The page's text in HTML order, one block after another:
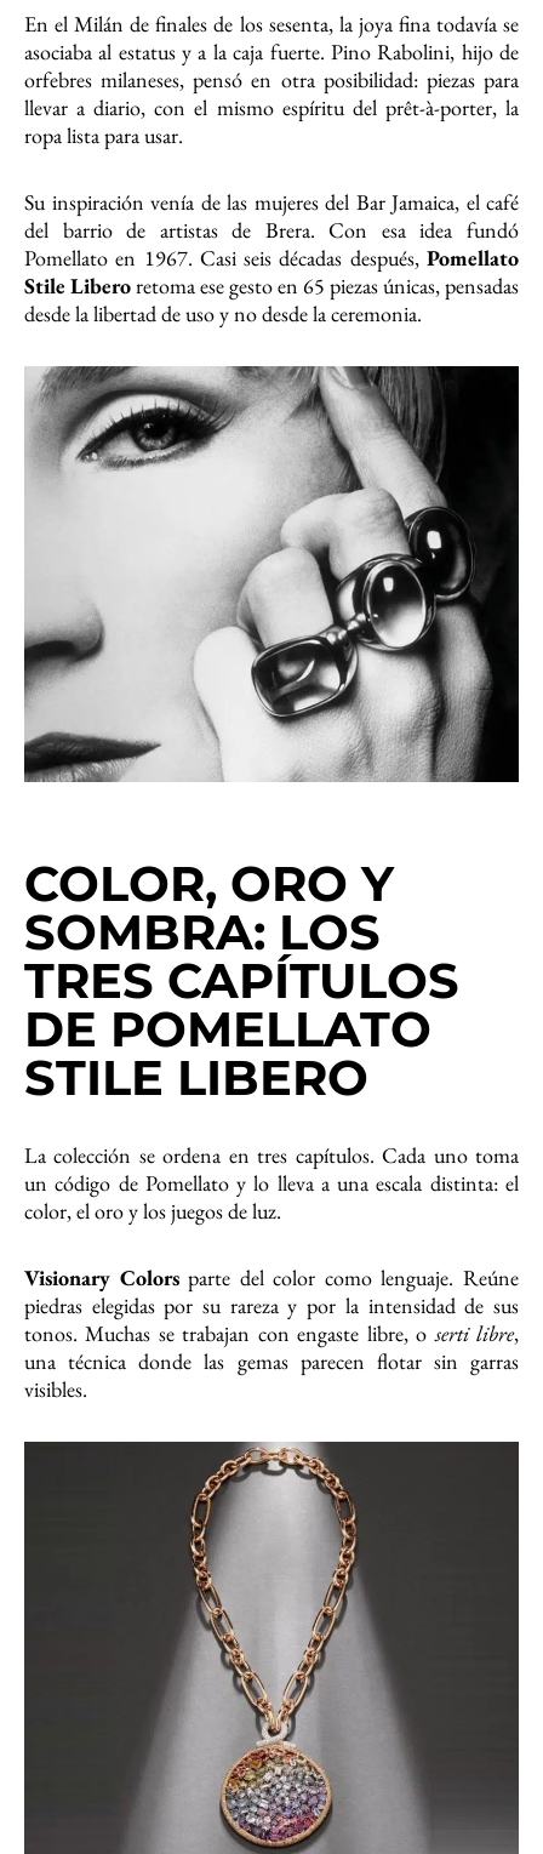
En el Milán de finales de los sesenta, la joya fina todavía se
asociaba al estatus y a la caja fuerte. Pino Rabolini, hijo de
orfebres milaneses, pensó en otra posibilidad: piezas para
llevar a diario, con el mismo espíritu del prêt-à-porter, la
ropa lista para usar.
Su inspiración venía de las mujeres del Bar Jamaica, el café
del barrio de artistas de Brera. Con esa idea fundó
Pomellato en 1967. Casi seis décadas después, Pomellato
Stile Liberoretoma ese gesto en 65 piezas únicas, pensadas
desde la libertad de uso y no desde la ceremonia.
COLOR, ORO Y
SOMBRA: LOS
TRES CAPÍTULOS
DE POMELLATO
STILE LIBERO
La colección se ordena en tres capítulos. Cada uno toma
un código de Pomellato y lo lleva a una escala distinta: el
color, el oro y los juegos de luz.
Visionary Colorsparte del color como lenguaje. Reúne
piedras elegidas por su rareza y por la intensidad de sus
tonos. Muchas se trabajan con engaste libre, o serti libre,
una técnica donde las gemas parecen flotar sin garras
visibles.